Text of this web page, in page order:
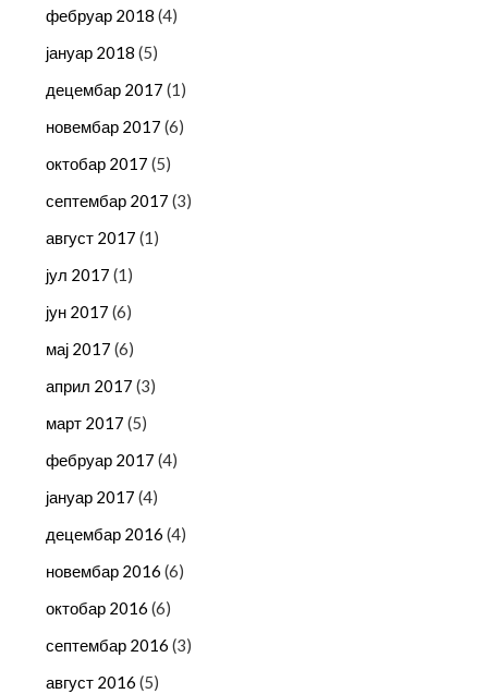
фебруар 2018 (4)
јануар 2018 (5)
децембар 2017 (1)
новембар 2017 (6)
октобар 2017 (5)
септембар 2017 (3)
август 2017 (1)
јул 2017 (1)
јун 2017 (6)
мај 2017 (6)
април 2017 (3)
март 2017 (5)
фебруар 2017 (4)
јануар 2017 (4)
децембар 2016 (4)
новембар 2016 (6)
октобар 2016 (6)
септембар 2016 (3)
август 2016 (5)